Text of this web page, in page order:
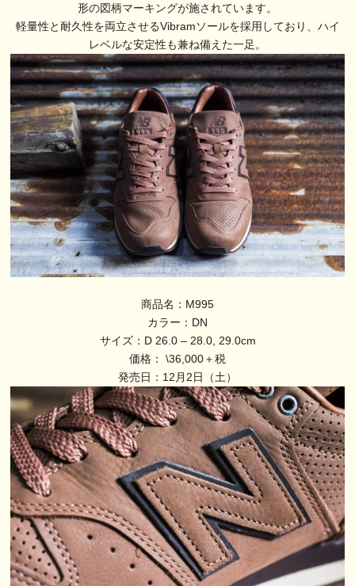
形の図柄マーキングが施されています。
軽量性と耐久性を両立させるVibramソールを採用しており、ハイ
レベルな安定性も兼ね備えた一足。
商品名：M995
カラー：DN
サイズ：D 26.0 – 28.0, 29.0cm
価格： \36,000＋税
発売日：12月2日（土）